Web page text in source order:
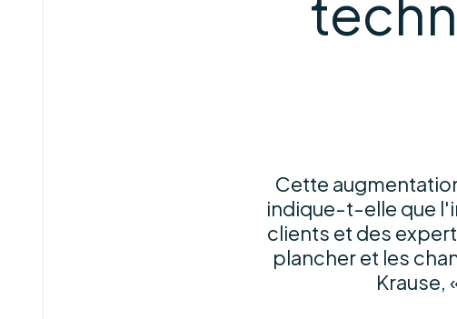
Cette
indique-t-elle que
clients et des
plancher et les
Krause,